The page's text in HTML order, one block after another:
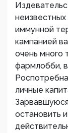
иммунной
кампанией
очень много
фармлобби,
личные
остановить